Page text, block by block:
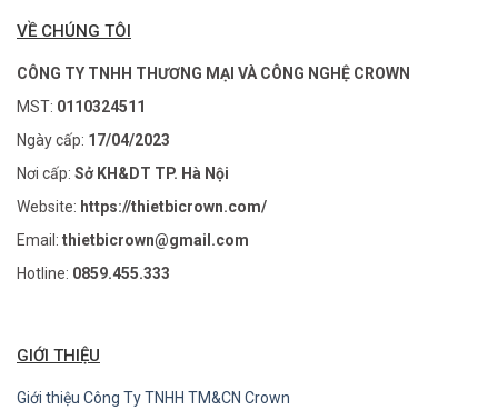
VỀ CHÚNG TÔI
CÔNG TY TNHH THƯƠNG MẠI VÀ CÔNG NGHỆ CROWN
MST: 0110324511
Ngày cấp: 17/04/2023
Nơi cấp: Sở KH&DT TP. Hà Nội
Website: https://thietbicrown.com/
Email: thietbicrown@gmail.com
Hotline: 0859.455.333
GIỚI THIỆU
Giới thiệu Công Ty TNHH TM&CN Crown